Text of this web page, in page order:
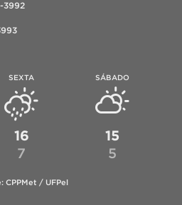
3992
SEXTA
16
7
SÁBADO
15
5
CPPMet / UFPel